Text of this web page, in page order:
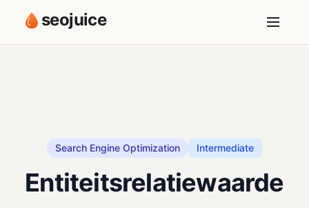
seojuice
Search Engine Optimization Intermediate
Entiteitsrelatiewaarde